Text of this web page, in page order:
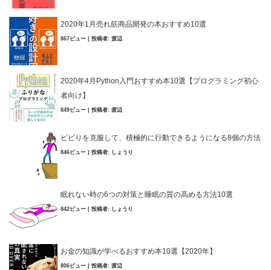
2020年1月売れ筋商品開発の本おすすめ10選
867ビュー 投稿者: 渡辺
2020年4月Python入門おすすめ本10選【プログラミング初心
者向け】
849ビュー 投稿者: 渡辺
ビビりを克服して、積極的に行動できるようになる8個の方法
846ビュー 投稿者: しょうり
眠れない時の6つの対策と睡眠の質の高める方法10選
842ビュー 投稿者: しょうり
お金の知識が学べるおすすめ本10選【2020年】
806ビュー 投稿者: 渡辺